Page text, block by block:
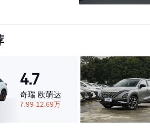
于61%同级车
，优于75%同级车
4.7
奇瑞 欧萌达
7.99-12.69万